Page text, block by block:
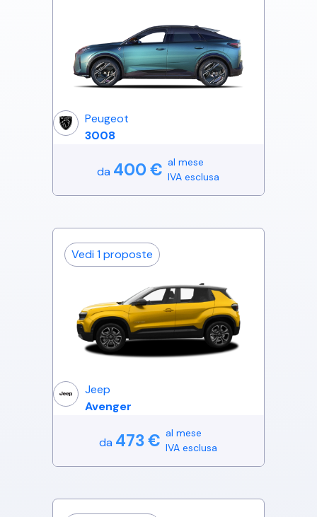
Peugeot
3008
da 400€ al mese
IVA esclusa
Vedi 1 proposte
Jeep
Avenger
da 473 € al mese
IVA esclusa